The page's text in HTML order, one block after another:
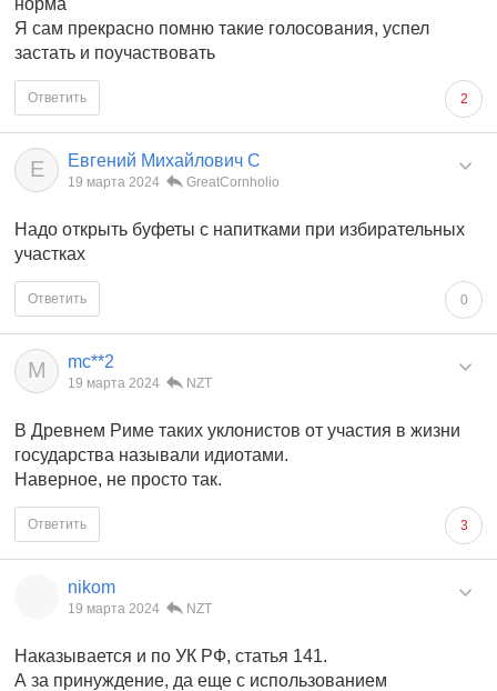
Я сам прекрасно помню такие голосования, успел
застать и поучаствовать
2
Ответить
Е Евгений Михайлович С
19 марта 2024 GreatCornholio
Надо открыть буфеты с напитками при избирательных
участках
0
Ответить
M mc**2
19 марта 2024 NZT
В Древнем Риме таких уклонистов от участия в жизни
государства называли идиотами.
Наверное, не просто так.
3
Ответить
nikom
19 марта 2024 NZT
Наказывается и по УК РФ, статья 141.
А за принуждение, да еще с использованием